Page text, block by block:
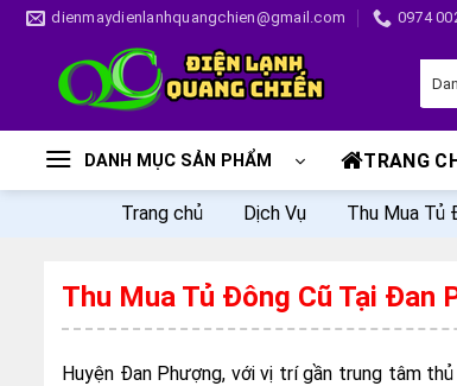
Skip
content
dienmaydienlanhquangchien@gmail.com 0974
DANH MỤC SẢN PHẨM TRANG
Trang chủ Dịch Vụ Thu Mua Tủ
Thu Mua Tủ Đông Cũ Tại Đan
Huyện Đan Phượng, với vị trí gần trung tâm